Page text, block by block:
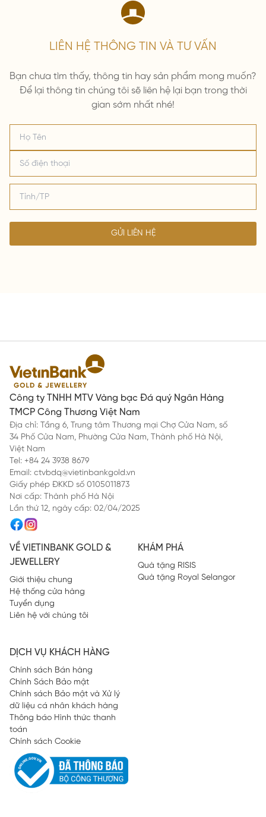
LIÊN HỆ THÔNG TIN VÀ TƯ VẤN
Bạn chưa tìm thấy, thông tin hay sản phẩm mong muốn?
Để lại thông tin chúng tôi sẽ liên hệ lại bạn trong thời
gian sớm nhất nhé!
GỬI LIÊN HỆ
Công ty TNHH MTV Vàng bạc Đá quý Ngân Hàng
TMCP Công Thương Việt Nam
Địa chỉ: Tầng 6, Trung tâm Thương mại Chợ Cửa Nam, số
34 Phố Cửa Nam, Phường Cửa Nam, Thành phố Hà Nội,
Việt Nam
Tel: +84 24 3938 8679
Email: ctvbdq@vietinbankgold.vn
Giấy phép ĐKKD số 0105011873
Nơi cấp: Thành phố Hà Nội
Lần thứ 12, ngày cấp: 02/04/2025
VỀ VIETINBANK GOLD &
JEWELLERY
Giới thiệu chung
Hệ thống cửa hàng
Tuyển dụng
Liên hệ với chúng tôi
KHÁM PHÁ
Quà tặng RISIS
Quà tặng Royal Selangor
DỊCH VỤ KHÁCH HÀNG
Chính sách Bán hàng
Chính Sách Bảo mật
Chính sách Bảo mật và Xử lý
dữ liệu cá nhân khách hàng
Thông báo Hình thức thanh
toán
Chính sách Cookie